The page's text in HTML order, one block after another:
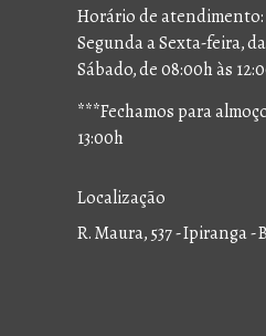
Horário de atendimento:
Segunda a Sexta-feira,
Sábado, de 08:00h às
***Fechamos para
13:00h
Localização
R. Maura, 537 - Ipiranga